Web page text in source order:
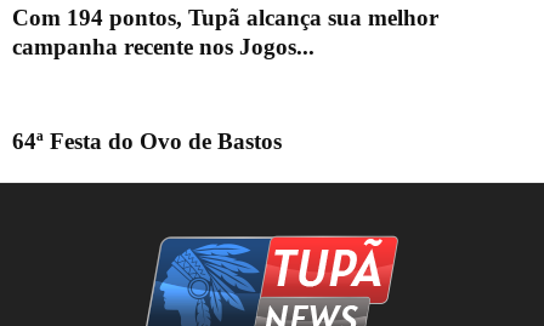
Com 194 pontos, Tupã alcança sua melhor
campanha recente nos Jogos...
64ª Festa do Ovo de Bastos